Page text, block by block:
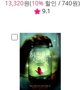
13,320원(10% 할인 / 740원)
9.1